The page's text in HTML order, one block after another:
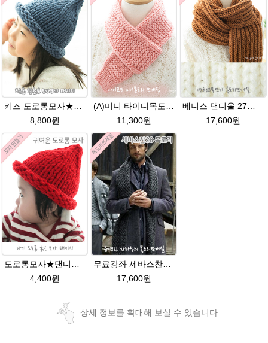
8,800원
11,300원
17,600원
4,400원
17,600원
상세 정보를 확대해 보실 수 있습니다